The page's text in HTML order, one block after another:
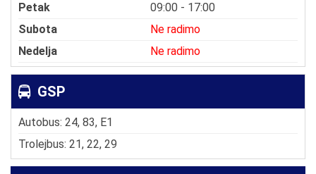
Petak
09:00 - 17:00
Subota
Ne radimo
Nedelja
Ne radimo
GSP
Autobus: 24, 83, E1
Trolejbus: 21, 22, 29